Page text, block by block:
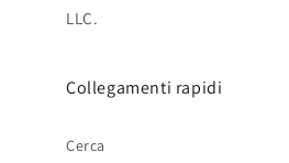
LLC.
Collegamenti rapidi
Cerca